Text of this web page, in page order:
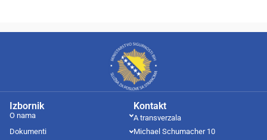
Kontakt
A transverzala
Michael Schumacher 10
Izbornik
O nama
Dokumenti